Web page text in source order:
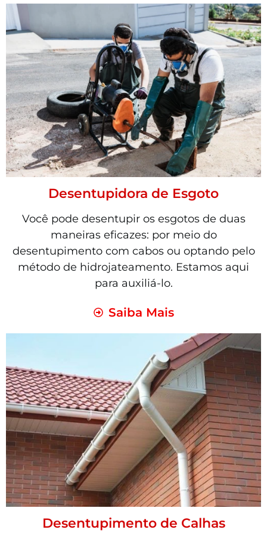
Desentupidora de Esgoto
Você pode desentupir os esgotos de duas
maneiras eficazes: por meio do
desentupimento com cabos ou optando pelo
método de hidrojateamento. Estamos aqui
para auxiliá-lo.
Saiba Mais
Desentupimento de Calhas